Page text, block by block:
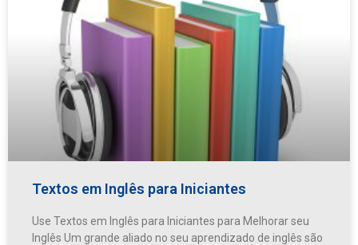
Textos em Inglês para Iniciantes
Use Textos em Inglês para Iniciantes para Melhorar seu
Inglês Um grande aliado no seu aprendizado de inglês são